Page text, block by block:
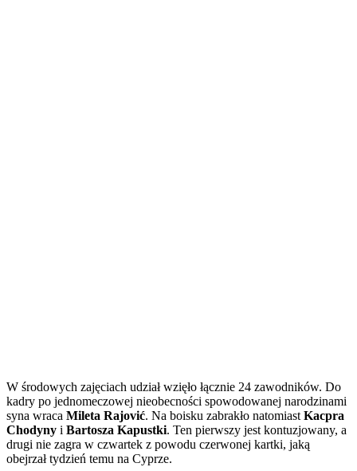
W środowych zajęciach udział wzięło łącznie 24 zawodników. Do
kadry po jednomeczowej nieobecności spowodowanej narodzinami
syna wraca Mileta Rajović. Na boisku zabrakło natomiast Kacpra
Chodyny i Bartosza Kapustki. Ten pierwszy jest kontuzjowany, a
drugi nie zagra w czwartek z powodu czerwonej kartki, jaką
obejrzał tydzień temu na Cyprze.